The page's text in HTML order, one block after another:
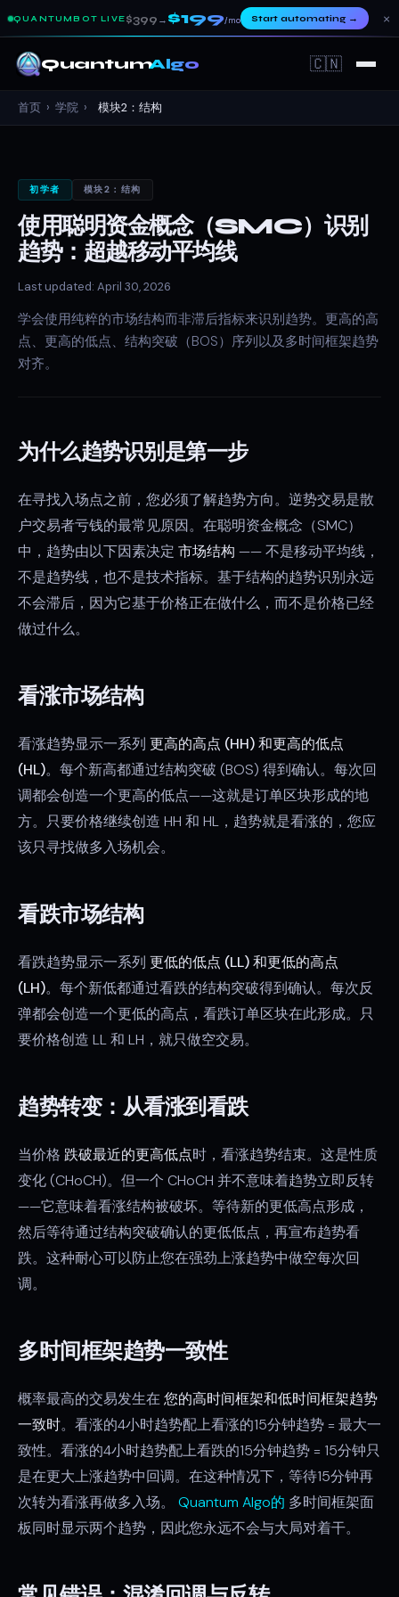
QUANTUMBOT LIVE $399 → $199/mo Start automating→ ×
QuantumAlgo 🇨🇳
首页 › 学院 › 模块2：结构
初学者 模块2：结构
使用聪明资金概念（SMC）识别
趋势：超越移动平均线
Last updated: April 30, 2026
学会使用纯粹的市场结构而非滞后指标来识别趋势。更高的高
点、更高的低点、结构突破（BOS）序列以及多时间框架趋势
对齐。
为什么趋势识别是第一步
在寻找入场点之前，您必须了解趋势方向。逆势交易是散
户交易者亏钱的最常见原因。在聪明资金概念（SMC）
中，趋势由以下因素决定 市场结构 —— 不是移动平均线，
不是趋势线，也不是技术指标。基于结构的趋势识别永远
不会滞后，因为它基于价格正在做什么，而不是价格已经
做过什么。
看涨市场结构
看涨趋势显示一系列 更高的高点 (HH) 和更高的低点
(HL)。每个新高都通过结构突破 (BOS) 得到确认。每次回
调都会创造一个更高的低点——这就是订单区块形成的地
方。只要价格继续创造 HH 和 HL，趋势就是看涨的，您应
该只寻找做多入场机会。
看跌市场结构
看跌趋势显示一系列 更低的低点 (LL) 和更低的高点
(LH)。每个新低都通过看跌的结构突破得到确认。每次反
弹都会创造一个更低的高点，看跌订单区块在此形成。只
要价格创造 LL 和 LH，就只做空交易。
趋势转变：从看涨到看跌
当价格 跌破最近的更高低点时，看涨趋势结束。这是性质
变化 (CHoCH)。但一个 CHoCH 并不意味着趋势立即反转
——它意味着看涨结构被破坏。等待新的更低高点形成，
然后等待通过结构突破确认的更低低点，再宣布趋势看
跌。这种耐心可以防止您在强劲上涨趋势中做空每次回
调。
多时间框架趋势一致性
概率最高的交易发生在 您的高时间框架和低时间框架趋势
一致时。看涨的4小时趋势配上看涨的15分钟趋势 = 最大一
致性。看涨的4小时趋势配上看跌的15分钟趋势 = 15分钟只
是在更大上涨趋势中回调。在这种情况下，等待15分钟再
次转为看涨再做多入场。 Quantum Algo的 多时间框架面
板同时显示两个趋势，因此您永远不会与大局对着干。